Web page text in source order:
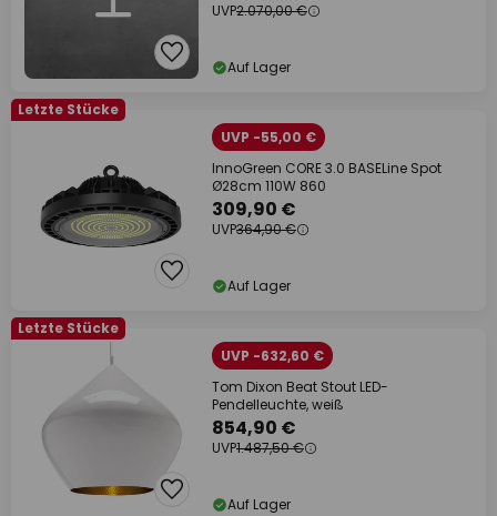
UVP2.070,00 €
Auf Lager
Letzte Stücke
UVP -55,00 €
InnoGreen CORE 3.0 BASELine Spot
Ø28cm 110W 860
309,90 €
UVP364,90 €
Auf Lager
Letzte Stücke
UVP -632,60 €
Tom Dixon Beat Stout LED-
Pendelleuchte, weiß
854,90 €
UVP1.487,50 €
Auf Lager